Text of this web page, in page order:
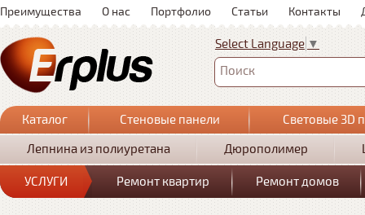
Преимущества О нас Портфолио Статьи Контакты
Select Language ▼
Поиск
Каталог Стеновые панели
Световые 3D
Лепнина из полиуретана
Дюрополимер
УСЛУГИ Ремонт квартир Ремонт домов